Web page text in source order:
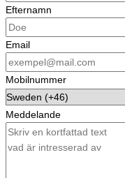
Efternamn
Email
Mobilnummer
Meddelande